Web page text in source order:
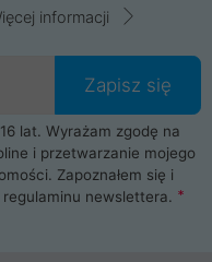
informacji
Zapisz się
lat. Wyrażam zgodę na
i przetwarzanie mojego
Zapoznałem się i
regulaminu newslettera.